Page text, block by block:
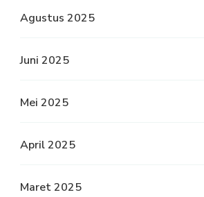
Agustus 2025
Juni 2025
Mei 2025
April 2025
Maret 2025